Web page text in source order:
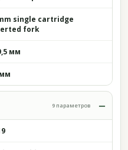
single cartridge
fork
мм
9 параметров